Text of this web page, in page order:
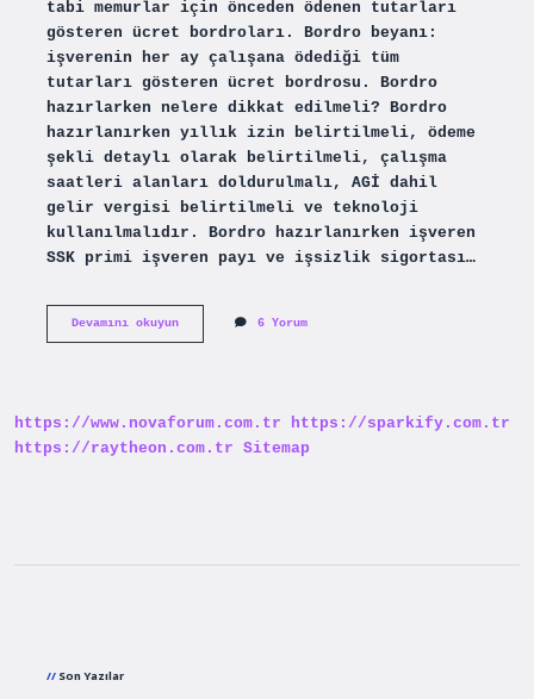
tabi memurlar için önceden ödenen tutarları
gösteren ücret bordroları. Bordro beyanı:
işverenin her ay çalışana ödediği tüm
tutarları gösteren ücret bordrosu. Bordro
hazırlarken nelere dikkat edilmeli? Bordro
hazırlanırken yıllık izin belirtilmeli, ödeme
şekli detaylı olarak belirtilmeli, çalışma
saatleri alanları doldurulmalı, AGİ dahil
gelir vergisi belirtilmeli ve teknoloji
kullanılmalıdır. Bordro hazırlanırken işveren
SSK primi işveren payı ve işsizlik sigortası…
Devamını okuyunBordroda
6 Yorum
https://www.novaforum.com.tr
https://sparkify.com.tr
https://raytheon.com.tr Sitemap
Son Yazılar